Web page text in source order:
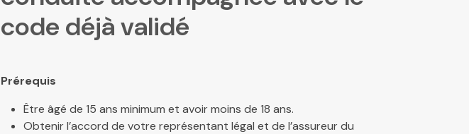
code déjà validé
Prérequis
Être âgé de 15 ans minimum et avoir moins de 18 ans.
Obtenir l’accord de votre représentant légal et de l’assureur du